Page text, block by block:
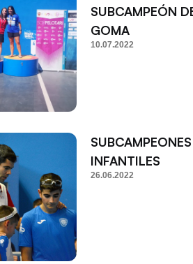
SUBCAMPEÓN
GOMA
10.07.2022
INFANTILES
26.06.2022